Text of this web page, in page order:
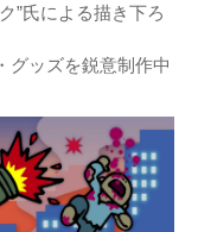
”氏による描き下ろ
グッズを鋭意制作中